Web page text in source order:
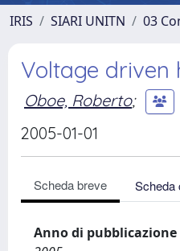
IRIS SIARI UNITN 03
Voltage driven
Oboe, Roberto;
2005-01-01
Scheda breve Scheda
Anno di